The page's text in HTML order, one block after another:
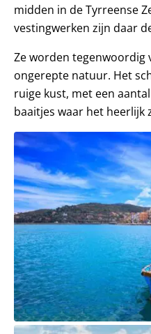
midden in de Tyrreense
vestingwerken zijn daar
Ze worden
ongerepte natuur. Het
ruige kust, met een
baaitjes waar het heerlijk